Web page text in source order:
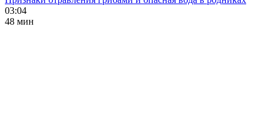
03:04
48 мин